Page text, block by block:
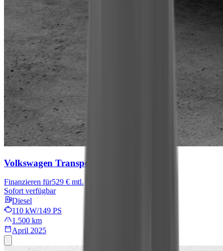
Volkswagen Transporter Kasten
Finanzieren für529 € mtl.
Sofort verfügbar
Diesel
110 kW/149 PS
1.500 km
April 2025